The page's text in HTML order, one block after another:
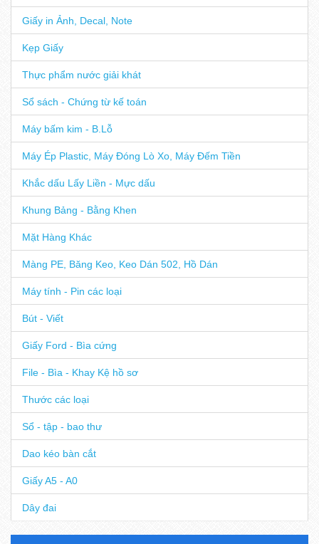
Giấy in Ảnh, Decal, Note
Kẹp Giấy
Thực phẩm nước giải khát
Sổ sách - Chứng từ kế toán
Máy bấm kim - B.Lỗ
Máy Ép Plastic, Máy Đóng Lò Xo, Máy Đếm Tiền
Khắc dấu Lấy Liền - Mực dấu
Khung Bảng - Bằng Khen
Mặt Hàng Khác
Màng PE, Băng Keo, Keo Dán 502, Hồ Dán
Máy tính - Pin các loại
Bút - Viết
Giấy Ford - Bìa cứng
File - Bìa - Khay Kệ hồ sơ
Thước các loại
Sổ - tập - bao thư
Dao kéo bàn cắt
Giấy A5 - A0
Dây đai